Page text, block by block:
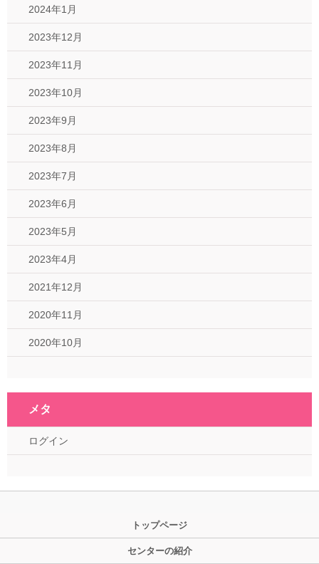
2024年1月
2023年12月
2023年11月
2023年10月
2023年9月
2023年8月
2023年7月
2023年6月
2023年5月
2023年4月
2021年12月
2020年11月
2020年10月
メタ
ログイン
トップページ
センターの紹介